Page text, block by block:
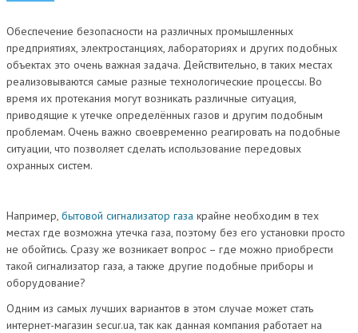
Обеспечение безопасности на различных промышленных
предприятиях, электростанциях, лабораториях и других подобных
объектах это очень важная задача. Действительно, в таких местах
реализовываются самые разные технологические процессы. Во
время их протекания могут возникать различные ситуация,
приводящие к утечке определённых газов и другим подобным
проблемам. Очень важно своевременно реагировать на подобные
ситуации, что позволяет сделать использование передовых
охранных систем.
Например, бытовой сигнализатор газа крайне необходим в тех
местах где возможна утечка газа, поэтому без его установки просто
не обойтись. Сразу же возникает вопрос – где можно приобрести
такой сигнализатор газа, а также другие подобные приборы и
оборудование?
Одним из самых лучших вариантов в этом случае может стать
интернет-магазин secur.ua, так как данная компания работает на